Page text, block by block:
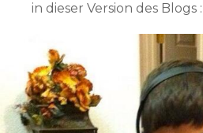
in dieser Version des Blogs